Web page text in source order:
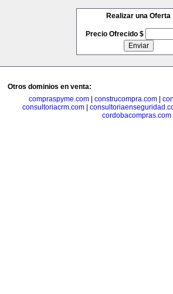
Realizar una Oferta
Precio Ofrecido $
Otros dominios en venta:
compraspyme.com
construcompra.com
consultoriacrm.com|
cordobacompras.com